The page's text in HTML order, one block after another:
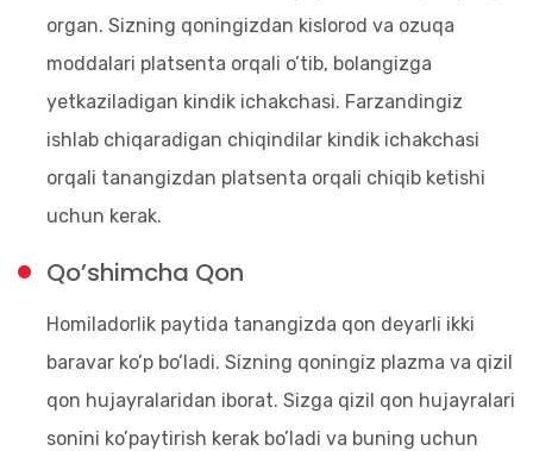
organ. Sizning qoningizdan kislorod va ozuqa
moddalari platsenta orqali o’tib, bolangizga
yetkaziladigan kindik ichakchasi. Farzandingiz
ishlab chiqaradigan chiqindilar kindik ichakchasi
orqali tanangizdan platsenta orqali chiqib ketishi
uchun kerak.
Qo’shimcha Qon
Homiladorlik paytida tanangizda qon deyarli ikki
baravar ko’p bo’ladi. Sizning qoningiz plazma va qizil
qon hujayralaridan iborat. Sizga qizil qon hujayralari
sonini ko’paytirish kerak bo’ladi va buning uchun